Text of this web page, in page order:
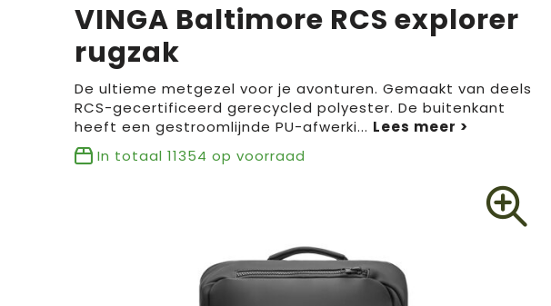
VINGA Baltimore RCS explorer
rugzak
De ultieme metgezel voor je avonturen. Gemaakt van deels
RCS-gecertificeerd gerecycled polyester. De buitenkant
heeft een gestroomlijnde PU-afwerki...
In totaal 11354 op voorraad